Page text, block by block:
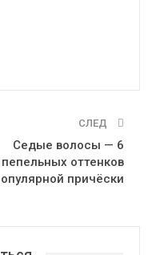
СЛЕД
Седые волосы — 6
пепельных оттенков
причёски